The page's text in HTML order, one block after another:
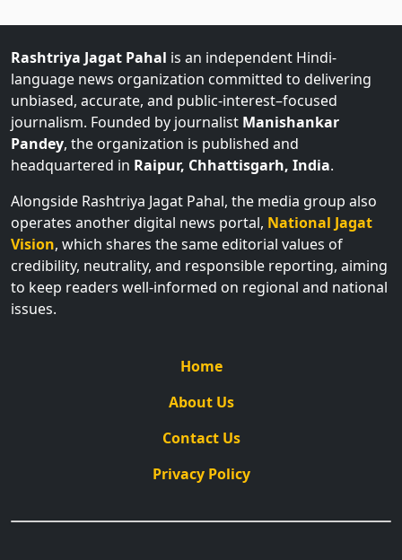
Rashtriya Jagat Pahal is an independent Hindi-
language news organization committed to delivering
unbiased, accurate, and public-interest–focused
journalism. Founded by journalist Manishankar
Pandey, the organization is published and
headquartered in Raipur, Chhattisgarh, India.
Alongside Rashtriya Jagat Pahal, the media group also
operates another digital news portal, National Jagat
Vision, which shares the same editorial values of
credibility, neutrality, and responsible reporting, aiming
to keep readers well-informed on regional and national
issues.
Home
About Us
Contact Us
Privacy Policy